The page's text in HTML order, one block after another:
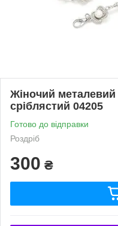
Жіночий металевий
сріблястий 04205
Готово до відправки
Роздріб
300 ₴